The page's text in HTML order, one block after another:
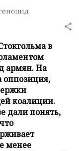
в
армян. На
оппозиция,
коалиции.
дали понять,
менее